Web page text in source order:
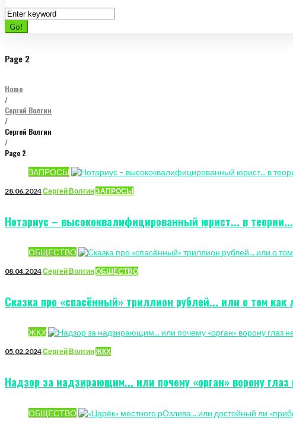
Search
for:
Go!
Page 2
Home
/
Сергей Волгин
/
Сергей Волгин
/
Page 2
Автор:
Сергей
Волгин
ЗАПРОСЫ
28.06.2024Сергей ВолгинЗАПРОСЫ
Нотариус – высококвалифицированный юрист... в
ОБЩЕСТВО
08.04.2024Сергей ВолгинОБЩЕСТВО
Сказка про «спасённый» триллион рублей... или о том
ЖКХ
05.02.2024Сергей ВолгинЖКХ
Надзор за надзирающим... или почему «орган» ворону
ОБЩЕСТВО